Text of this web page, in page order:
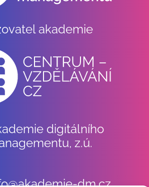
akademie
digitálního
z.ú.
dm.cz